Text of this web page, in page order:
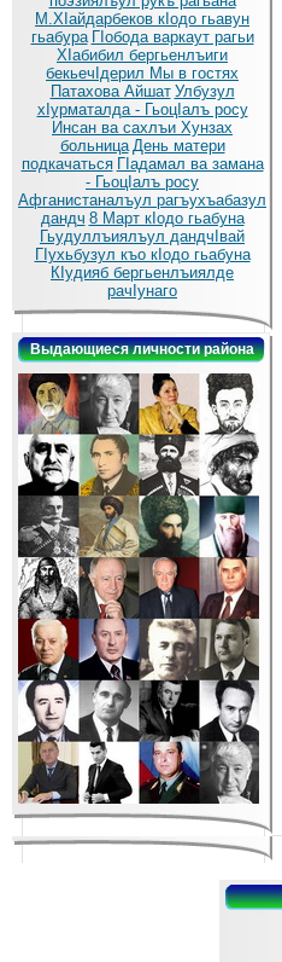
М.ХIайдарбеков кIодо гьавун
гьабура ГIобода варкаут рагьи
ХIабибил бергьенлъиги
бекьечIдерил Мы в гостях
Патахова Айшат Улбузул
хIурматалда - ГьоцIалъ росу
Инсан ва сахлъи Хунзах
больница День матери
подкачаться ГIадамал ва замана
- ГьоцIалъ росу
Афганистаналъул рагъухъабазул
дандч 8 Март кIодо гьабуна
Гьудуллъиялъул дандчIвай
ГIухьбузул къо кIодо гьабуна
КIудияб бергьенлъиялде
рачIунаго
Выдающиеся личности района